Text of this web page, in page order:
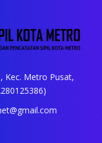
Kec. Metro Pusat,